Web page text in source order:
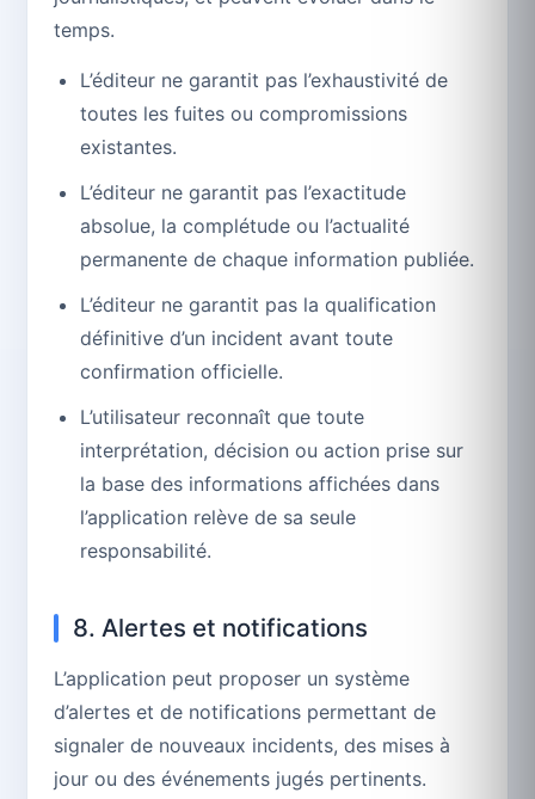
temps.
L’éditeur ne garantit pas l’exhaustivité de
toutes les fuites ou compromissions
existantes.
L’éditeur ne garantit pas l’exactitude
absolue, la complétude ou l’actualité
permanente de chaque information publiée.
L’éditeur ne garantit pas la qualification
définitive d’un incident avant toute
confirmation officielle.
L’utilisateur reconnaît que toute
interprétation, décision ou action prise sur
la base des informations affichées dans
l’application relève de sa seule
responsabilité.
8. Alertes et notifications
L’application peut proposer un système
d’alertes et de notifications permettant de
signaler de nouveaux incidents, des mises à
jour ou des événements jugés pertinents.